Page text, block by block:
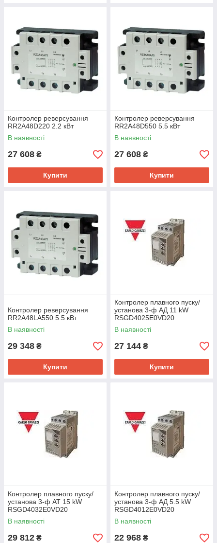
Контролер реверсування
RR2A48D220 2.2 кВт
В наявності
27 608 ₴
Купити
Контролер реверсування
RR2A48D550 5.5 кВт
В наявності
27 608 ₴
Купити
Контролер реверсування
RR2A48LA550 5.5 кВт
В наявності
29 348 ₴
Купити
Контролер плавного пуску/
установа 3-ф АД 11 kW
RSGD4025E0VD20
В наявності
27 144 ₴
Купити
Контролер плавного пуску/
установа 3-ф АТ 15 kW
RSGD4032E0VD20
В наявності
29 812 ₴
Контролер плавного пуску/
установа 3-ф АД 5.5 kW
RSGD4012E0VD20
В наявності
22 968 ₴